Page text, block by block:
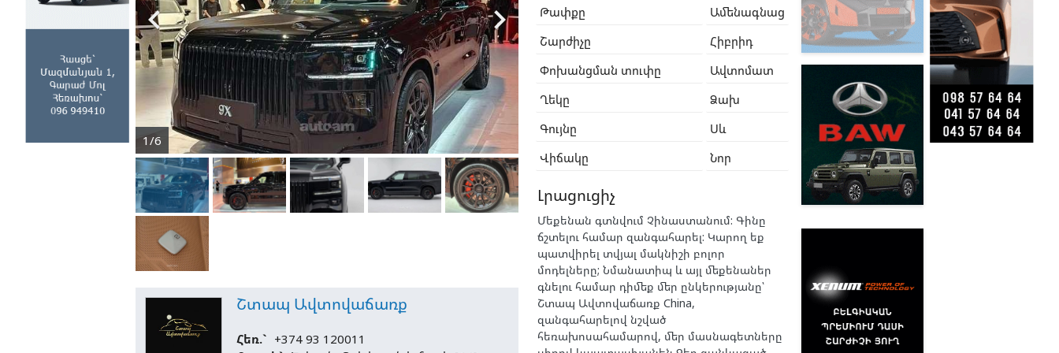
1/6
 
Շտապ Ավտովաճառք
Հեռ.` +374 93 120011
Թափքը
Ամենագնաց
Շարժիչը
Հիբրիդ
Փոխանցման տուփը
Ավտոմատ
Ղեկը
Ձախ
Գույնը
Սև
Վիճակը
Նոր
Լրացուցիչ
Մեքենան գտնվում Չինաստանում: Գինը
ճշտելու համար զանգահարել: Կարող եք
պատվիրել տվյալ մակնիշի բոլոր
մոդելները; Նմանատիպ և այլ մեքենաներ
գնելու համար դիմեք մեր ընկերությանը՝
Շտապ Ավտովաճառք China,
զանգահարելով նշված
հեռախոսահամարով, մեր մասնագետները